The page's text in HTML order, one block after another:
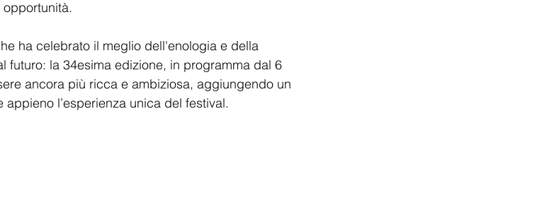
ha celebrato il meglio dell'enologia e della
futuro: la 34esima edizione, in programma dal 6
ancora più ricca e ambiziosa, aggiungendo un
l’esperienza unica del festival.